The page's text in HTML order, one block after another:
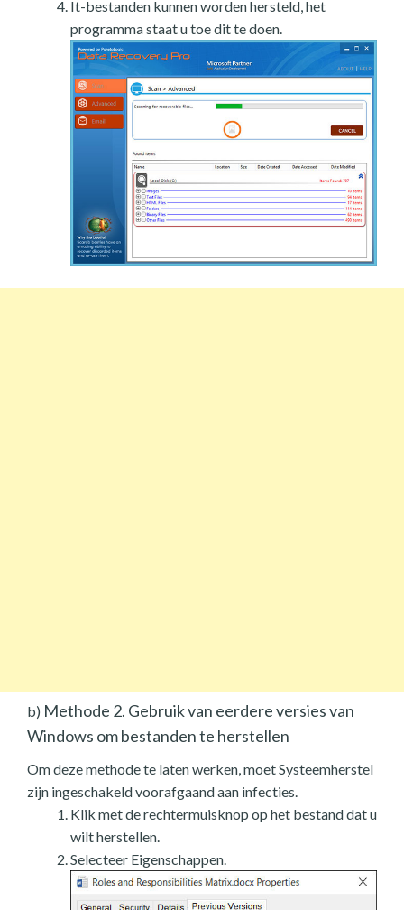
It-bestanden kunnen worden hersteld, het
programma staat u toe dit te doen.
b) Methode 2. Gebruik van eerdere versies van
Windows om bestanden te herstellen
Om deze methode te laten werken, moet Systeemherstel
zijn ingeschakeld voorafgaand aan infecties.
Klik met de rechtermuisknop op het bestand dat u
wilt herstellen.
Selecteer Eigenschappen.